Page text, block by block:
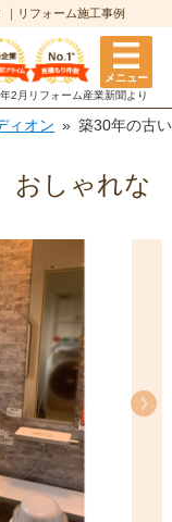
｜リフォーム施工事例
メニュー
2月リフォーム産業新聞より
ィオン 築30年の古
おしゃれな
《